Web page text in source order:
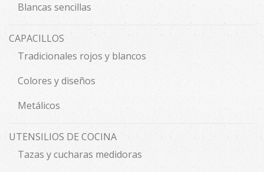
Blancas sencillas
CAPACILLOS
Tradicionales rojos y blancos
Colores y diseños
Metálicos
UTENSILIOS DE COCINA
Tazas y cucharas medidoras